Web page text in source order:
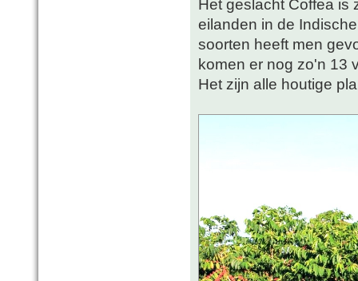
Het geslacht Coffea is
eilanden in de
soorten heeft men
komen er nog zo'n 13
Het zijn alle houtige